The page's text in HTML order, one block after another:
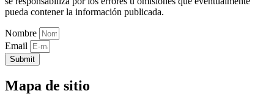
pueda contener la información publicada.
Nombre
Email
Submit
Mapa de sitio